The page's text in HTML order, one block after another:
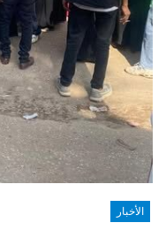
الأخبار